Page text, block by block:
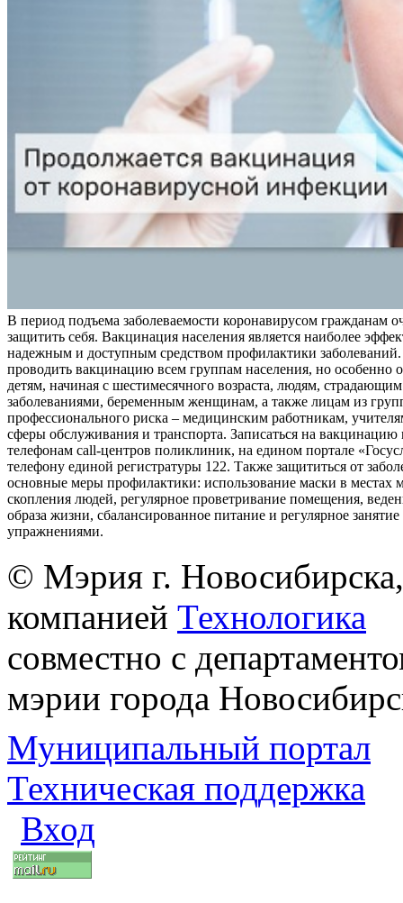
В период подъема заболеваемости коронавирусом гражданам
защитить себя. Вакцинация населения является наиболее
надежным и доступным средством профилактики заболеваний.
проводить вакцинацию всем группам населения, но особенно
детям, начиная с шестимесячного возраста, людям,
заболеваниями, беременным женщинам, а также лицам из
профессионального риска – медицинским работникам,
сферы обслуживания и транспорта. Записаться на
телефонам call-центров поликлиник, на едином портале
телефону единой регистратуры 122. Также защититься от
основные меры профилактики: использование маски в местах
скопления людей, регулярное проветривание помещения,
образа жизни, сбалансированное питание и регулярное
упражнениями.
© Мэрия г.
компанией Технологика
совместно с
мэрии города
Муниципальный портал
Техническая поддержка
Вход